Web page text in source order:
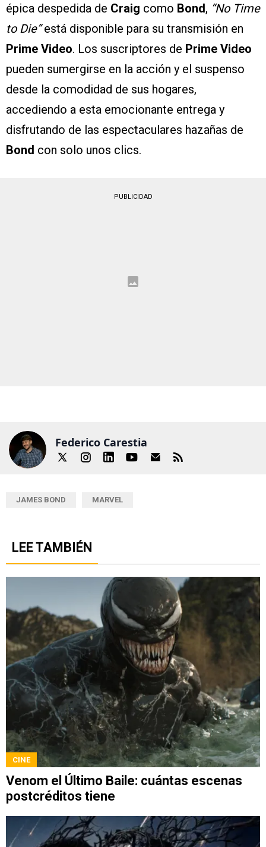
épica despedida de Craig como Bond, “No Time
to Die”está disponible para su transmisión en
Prime Video. Los suscriptores de Prime Video
pueden sumergirse en la acción y el suspenso
desde la comodidad de sus hogares,
accediendo a esta emocionante entrega y
disfrutando de las espectaculares hazañas de
Bond con solo unos clics.
PUBLICIDAD
Federico Carestia
JAMES BOND MARVEL
LEE TAMBIÉN
CINE
Venom el Último Baile: cuántas escenas
postcréditos tiene